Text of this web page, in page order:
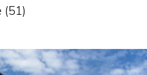
virtuelles
(51)